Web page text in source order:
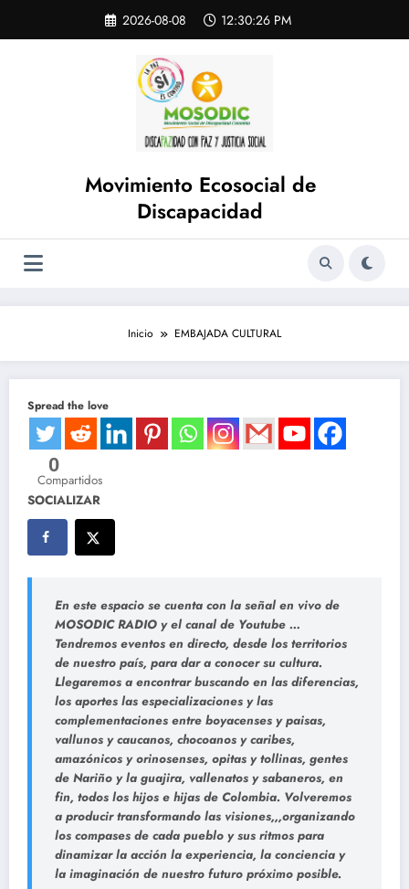
contenido
2026-08-08 12:30:26 PM
Movimiento Ecosocial de
Discapacidad
Inicio EMBAJADA CULTURAL
Spread the love
0
Compartidos
SOCIALIZAR
En este espacio se cuenta con la señal en vivo de
MOSODIC RADIO y el canal de Youtube …
Tendremos eventos en directo, desde los territorios
de nuestro país, para dar a conocer su cultura.
Llegaremos a encontrar buscando en las diferencias,
los aportes las especializaciones y las
complementaciones entre boyacenses y paisas,
vallunos y caucanos, chocoanos y caribes,
amazónicos y orinosenses, opitas y tollinas, gentes
de Nariño y la guajira, vallenatos y sabaneros, en
fin, todos los hijos e hijas de Colombia. Volveremos
a producir transformando las visiones,,,organizando
los compases de cada pueblo y sus ritmos para
dinamizar la acción la experiencia, la conciencia y
la imaginación de nuestro futuro próximo posible.